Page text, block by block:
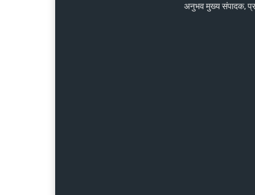
अनुभव मुख्य संपादक,